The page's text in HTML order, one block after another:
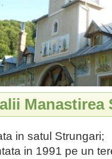
Manastirea
in satul Strungari;
in 1991 pe un